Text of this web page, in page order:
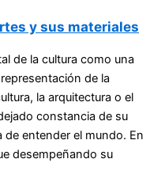
y sus materiales
de la cultura como una
de la
la arquitectura o el
constancia de su
entender el mundo. En
desempeñando su